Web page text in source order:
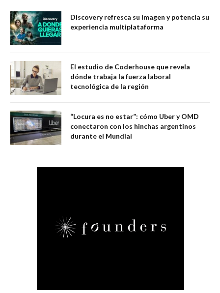
Discovery refresca su imagen y potencia su
experiencia multiplataforma
El estudio de Coderhouse que revela
dónde trabaja la fuerza laboral
tecnológica de la región
“Locura es no estar”: cómo Uber y OMD
conectaron con los hinchas argentinos
durante el Mundial